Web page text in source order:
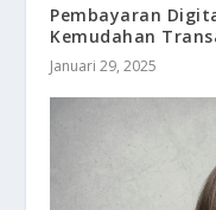
Pembayaran
Kemudahan
Januari 29, 2025